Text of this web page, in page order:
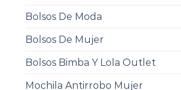
Bolsos De Moda
Bolsos De Mujer
Bolsos Bimba Y Lola Outlet
Mochila Antirrobo Mujer